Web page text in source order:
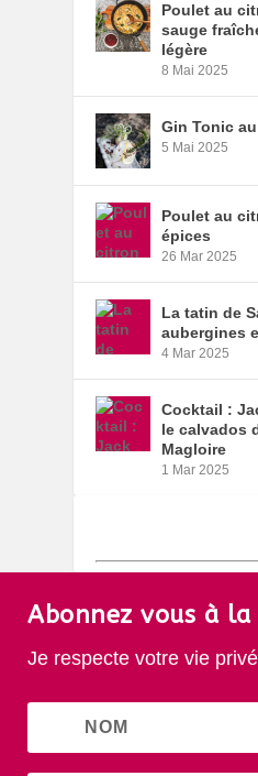
Poulet au
sauge
légère
8 Mai 2025
Gin Tonic
5 Mai 2025
Poulet au
épices
26 Mar 2025
La tatin de
aubergines
4 Mar 2025
Cocktail :
le calvados
Magloire
1 Mar 2025
Abonnez vous à
Je respecte votre vie